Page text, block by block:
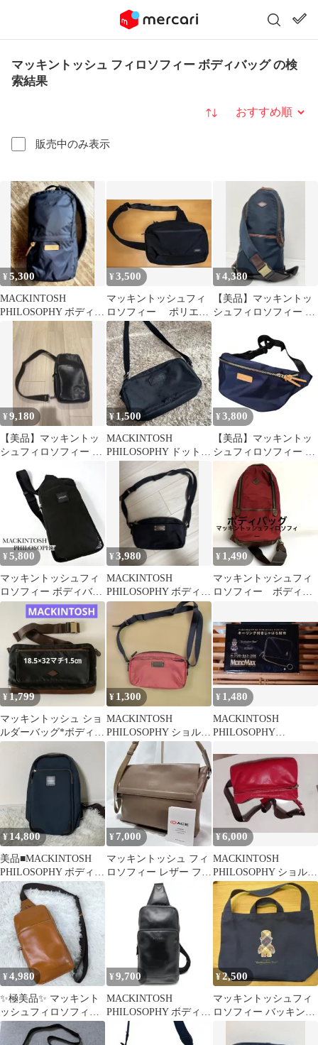
マッキントッシュ フィロソフィー ボディバッグ の検
索結果
販売中のみ表示
並び替え
¥5,300
MACKINTOSH
PHILOSOPHY ボディバ
ッグ ブラック
¥3,500
マッキントッシュフィ
ロソフィー ポリエス
テルオックス シティー
ボディバッグ
¥4,380
【美品】マッキントッ
シュフィロソフィー ボ
ダー ネイビー
¥9,180
【美品】マッキントッ
シュフィロソフィー ボ
黒 濃紺
¥1,500
MACKINTOSH
PHILOSOPHY ドット柄
ボディバッグ
¥ 3,800
【美品】マッキントッ
シュフィロソフィー ウ
エストバッグ ネイビー
¥ 5,800
マッキントッシュフィ
ロソフィー ボディバッ
グ ワンショルダー ナイ
ロン ブラック
¥3,980
MACKINTOSH
PHILOSOPHY ボディバ
ッグ ブラック
¥ 1,490
マッキントッシュフィ
ロソフィー ボディバ
¥1,799
マッキントッシュ ショ
ルダーバッグ*ボディバ
ッグ 長さ調節可能ベル
¥ 1,300
MACKINTOSH
PHILOSOPHY ショルダ
ーバッグ レッド
¥ 1,480
MACKINTOSH
PHILOSOPHY
¥ 14,800
美品■MACKINTOSH
PHILOSOPHY ボディー
バッグ ネイビー
¥ 7,000
マッキントッシュ フィ
ロソフィー レザー フラ
ップショルダーバッグ
ブレイヴァル
¥6,000
MACKINTOSH
PHILOSOPHY ショルダ
ーバッグ レッド
¥4,980
✨極美品✨ マッキント
ッシュフィロソフィー
ボディバッグ レザー キ
ャメル
¥ 9,700
MACKINTOSH
PHILOSOPHY ボディバ
ッグ カウレザー ブラッ
¥2,500
マッキントッシュフィ
ロソフィー バッキンガ